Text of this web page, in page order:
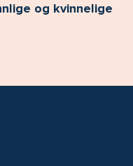
og kvinnelige